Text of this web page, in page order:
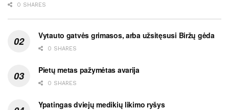
0 SHARES
Vytauto gatvės grimasos, arba užsitęsusi Biržų gėda
0 SHARES
Pietų metas pažymėtas avarija
0 SHARES
Ypatingas dviejų medikių likimo ryšys